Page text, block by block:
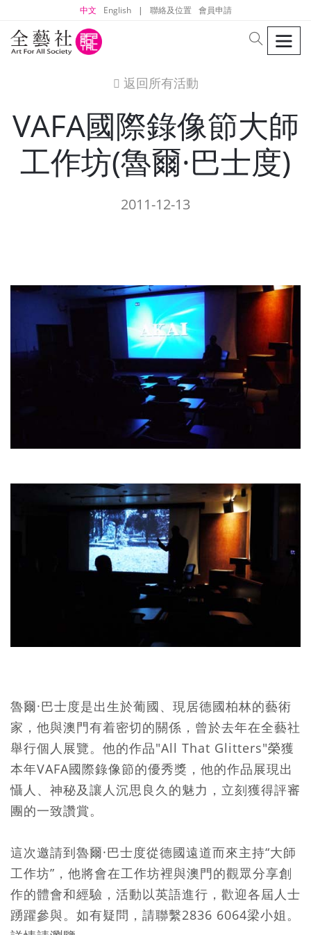
中文 English | 聯絡及位置 會員申請
search
icon
返回所有活動
VAFA國際錄像節大師
工作坊(魯爾·巴士度)
2011-12-13
魯爾·巴士度是出生於葡國、現居德國柏林的藝術
家，他與澳門有着密切的關係，曾於去年在全藝社
舉行個人展覽。他的作品"All That Glitters"榮獲
本年VAFA國際錄像節的優秀獎，他的作品展現出
懾人、神秘及讓人沉思良久的魅力，立刻獲得評審
團的一致讚賞。
這次邀請到魯爾·巴士度從德國遠道而來主持“大師
工作坊”，他將會在工作坊裡與澳門的觀眾分享創
作的體會和經驗，活動以英語進行，歡迎各屆人士
踴躍參與。如有疑問，請聯繫2836 6064梁小姐。